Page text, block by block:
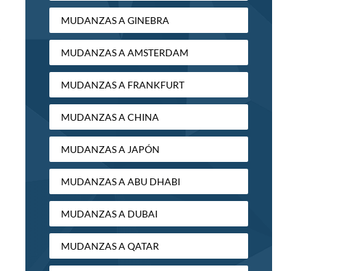
MUDANZAS A GINEBRA
MUDANZAS A AMSTERDAM
MUDANZAS A FRANKFURT
MUDANZAS A CHINA
MUDANZAS A JAPÓN
MUDANZAS A ABU DHABI
MUDANZAS A DUBAI
MUDANZAS A QATAR